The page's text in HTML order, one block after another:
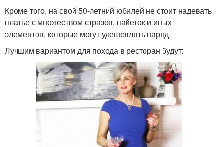
Кроме того, на свой 50-летний юбилей не стоит надевать
платье с множеством стразов, пайеток и иных
элементов, которые могут удешевлять наряд.
Лучшим вариантом для похода в ресторан будут: